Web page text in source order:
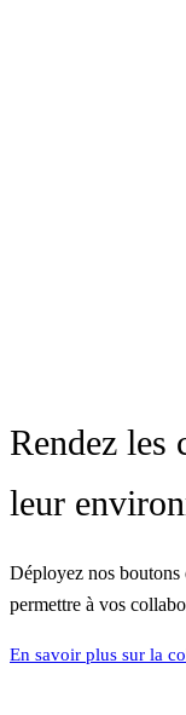
Rendez les
leur
Déployez nos boutons
permettre à vos
En savoir plus sur la